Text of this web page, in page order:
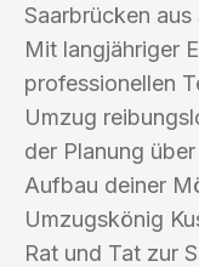
Saarbrücken
Mit langjähriger
professionellen
Umzug
der Planung
Aufbau deiner
Umzugskönig
Rat und Tat zur